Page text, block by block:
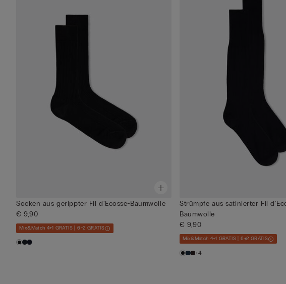
Socken aus gerippter Fil d'Ecosse-Baumwolle
€ 9,90
Mix&Match 4+1 GRATIS | 6+2 GRATIS
Strümpfe aus satinierter Fil
Baumwolle
€ 9,90
Mix&Match 4+1 GRATIS | 6+2 GRATIS
+4